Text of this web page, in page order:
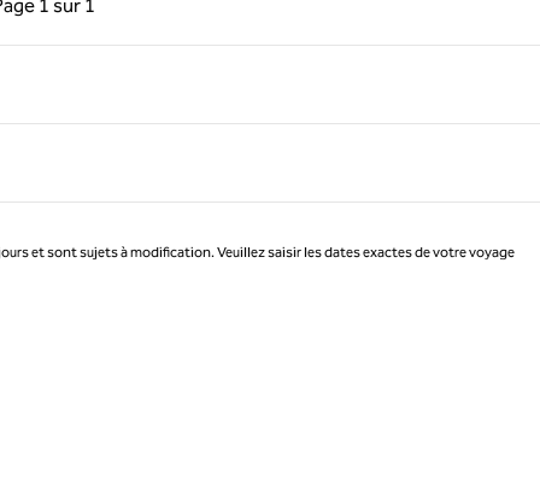
Page 1 sur 1
1 sur 1
et sont sujets à modification. Veuillez saisir les dates exactes de votre voyage